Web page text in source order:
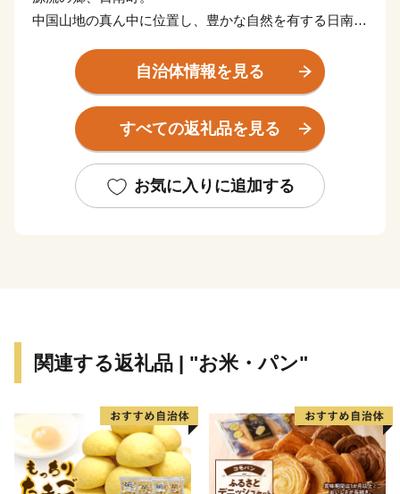
中国山地の真ん中に位置し、豊かな自然を有する日南
西は、島根県、南は岡山県、南西部は広島県の３県に接
し、東西25km・南北23kmという広大な面積が広がりま
鳥取県の一級河川、日野川の清澄な水を育くんでいるの
が、日南町の面積のうち90％を占める豊かな森林です。
自治体情報を見る
すべての返礼品を見る
お気に入りに追加する
関連する返礼品 | "お米・パン"